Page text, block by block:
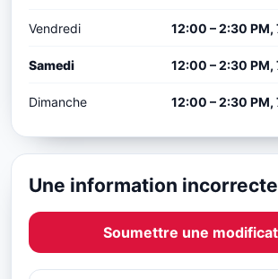
Vendredi 12:00 – 2:30 PM,
Samedi 12:00 – 2:30 PM,
Dimanche 12:00 – 2:30 PM,
Une information
Soumettre une